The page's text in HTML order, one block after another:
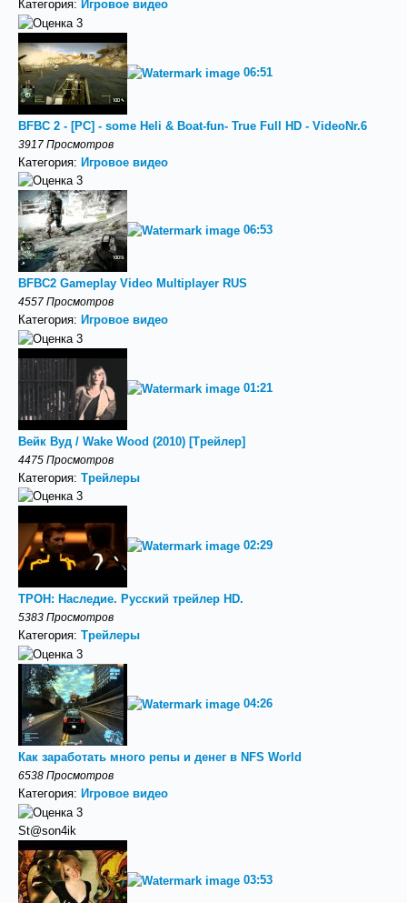
Категория: Игровое видео
06:51
BFBC 2 - [PC] - some Heli & Boat-fun- True Full HD - VideoNr.6
3917 Просмотров
Категория: Игровое видео
06:53
BFBC2 Gameplay Video Multiplayer RUS
4557 Просмотров
Категория: Игровое видео
01:21
Вейк Вуд / Wake Wood (2010) [Трейлер]
4475 Просмотров
Категория: Трейлеры
02:29
ТРОН: Наследие. Русский трейлер HD.
5383 Просмотров
Категория: Трейлеры
04:26
Как заработать много репы и денег в NFS World
6538 Просмотров
Категория: Игровое видео
St@son4ik
03:53